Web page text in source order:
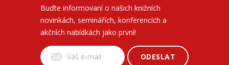
Buďte informovaní o našich knižních
novinkách, seminářích, konferencích a
akčních nabídkách jako první!
ODESLAT